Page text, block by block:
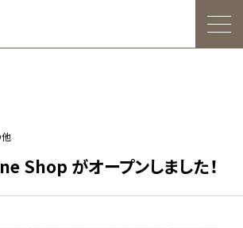
いて
Shop がオープンしました！